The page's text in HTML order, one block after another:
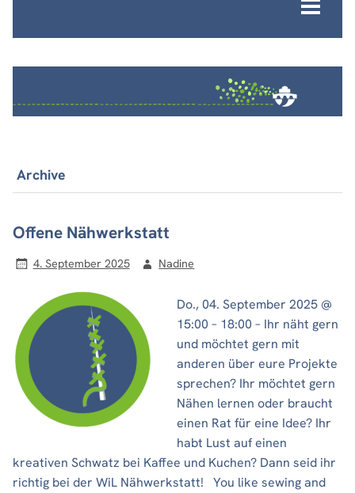
Archive
Offene Nähwerkstatt
4. September 2025 Nadine
Do., 04. September 2025 @
15:00 – 18:00 – Ihr näht gern
und möchtet gern mit
anderen über eure Projekte
sprechen? Ihr möchtet gern
Nähen lernen oder braucht
einen Rat für eine Idee? Ihr
habt Lust auf einen
kreativen Schwatz bei Kaffee und Kuchen? Dann seid ihr
richtig bei der WiL Nähwerkstatt! You like sewing and